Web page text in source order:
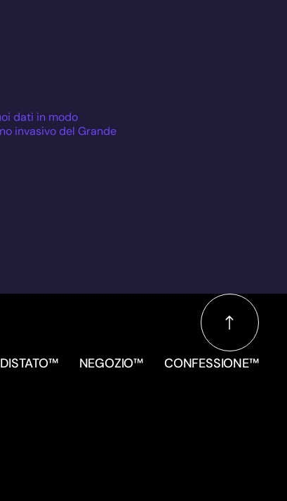
dati in modo
invasivo del Grande
NEGOZIO™ CONFESSIONE™